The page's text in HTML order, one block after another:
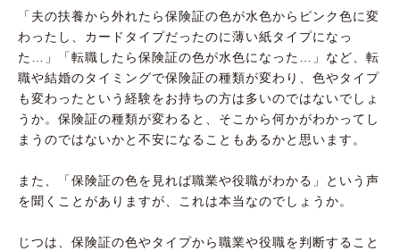
「夫の扶養から外れたら保険証の色が水色からピンク色に変
わったし、カードタイプだったのに薄い紙タイプになっ
た…」「転職したら保険証の色が水色になった…」など、転
職や結婚のタイミングで保険証の種類が変わり、色やタイプ
も変わったという経験をお持ちの方は多いのではないでしょ
うか。保険証の種類が変わると、そこから何かがわかってし
まうのではないかと不安になることもあるかと思います。
また、「保険証の色を見れば職業や役職がわかる」という声
を聞くことがありますが、これは本当なのでしょうか。
じつは、保険証の色やタイプから職業や役職を判断すること